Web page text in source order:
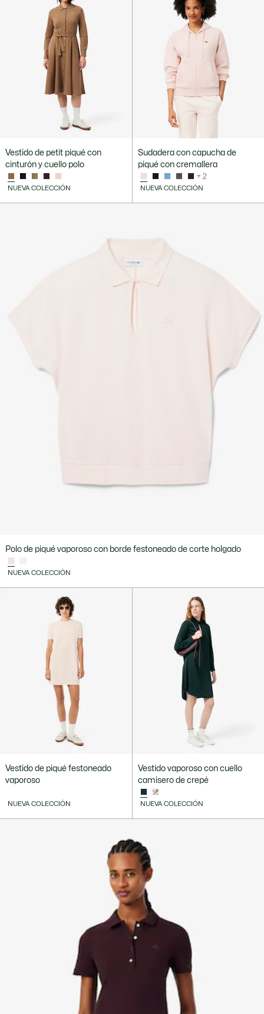
Vestido de petit piqué con
cinturón y cuello polo
NUEVA COLECCIÓN
Sudadera con capucha de
piqué con cremallera
+ 2
NUEVA COLECCIÓN
Polo de piqué vaporoso con borde festoneado de corte holgado
NUEVA COLECCIÓN
Vestido de piqué festoneado
vaporoso
NUEVA COLECCIÓN
Vestido vaporoso con cuello
camisero de crepé
NUEVA COLECCIÓN